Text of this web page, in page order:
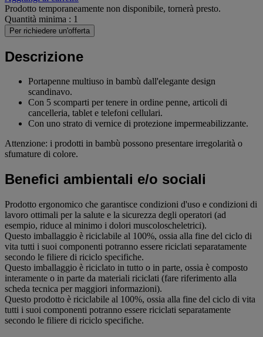
Prodotto temporaneamente non disponibile, tornerà presto.
Quantità minima : 1
Per richiedere un'offerta
Descrizione
Portapenne multiuso in bambù dall'elegante design
scandinavo.
Con 5 scomparti per tenere in ordine penne, articoli di
cancelleria, tablet e telefoni cellulari.
Con uno strato di vernice di protezione impermeabilizzante.
Attenzione: i prodotti in bambù possono presentare irregolarità o
sfumature di colore.
Benefici ambientali e/o sociali
Prodotto ergonomico che garantisce condizioni d'uso e condizioni di
lavoro ottimali per la salute e la sicurezza degli operatori (ad
esempio, riduce al minimo i dolori muscoloscheletrici).
Questo imballaggio è riciclabile al 100%, ossia alla fine del ciclo di
vita tutti i suoi componenti potranno essere riciclati separatamente
secondo le filiere di riciclo specifiche.
Questo imballaggio è riciclato in tutto o in parte, ossia è composto
interamente o in parte da materiali riciclati (fare riferimento alla
scheda tecnica per maggiori informazioni).
Questo prodotto è riciclabile al 100%, ossia alla fine del ciclo di vita
tutti i suoi componenti potranno essere riciclati separatamente
secondo le filiere di riciclo specifiche.